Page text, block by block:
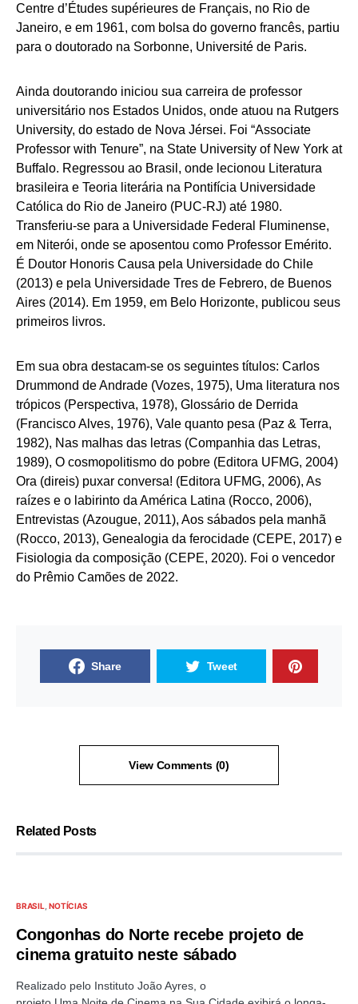
Centre d’Études supérieures de Français, no Rio de
Janeiro, e em 1961, com bolsa do governo francês, partiu
para o doutorado na Sorbonne, Université de Paris.
Ainda doutorando iniciou sua carreira de professor
universitário nos Estados Unidos, onde atuou na Rutgers
University, do estado de Nova Jérsei. Foi “Associate
Professor with Tenure”, na State University of New York at
Buffalo. Regressou ao Brasil, onde lecionou Literatura
brasileira e Teoria literária na Pontifícia Universidade
Católica do Rio de Janeiro (PUC-RJ) até 1980.
Transferiu-se para a Universidade Federal Fluminense,
em Niterói, onde se aposentou como Professor Emérito.
É Doutor Honoris Causa pela Universidade do Chile
(2013) e pela Universidade Tres de Febrero, de Buenos
Aires (2014). Em 1959, em Belo Horizonte, publicou seus
primeiros livros.
Em sua obra destacam-se os seguintes títulos: Carlos
Drummond de Andrade (Vozes, 1975), Uma literatura nos
trópicos (Perspectiva, 1978), Glossário de Derrida
(Francisco Alves, 1976), Vale quanto pesa (Paz & Terra,
1982), Nas malhas das letras (Companhia das Letras,
1989), O cosmopolitismo do pobre (Editora UFMG, 2004)
Ora (direis) puxar conversa! (Editora UFMG, 2006), As
raízes e o labirinto da América Latina (Rocco, 2006),
Entrevistas (Azougue, 2011), Aos sábados pela manhã
(Rocco, 2013), Genealogia da ferocidade (CEPE, 2017) e
Fisiologia da composição (CEPE, 2020). Foi o vencedor
do Prêmio Camões de 2022.
Share Tweet
View Comments (0)
Related Posts
BRASIL NOTÍCIAS
Congonhas do Norte recebe projeto de
cinema gratuito neste sábado
Realizado pelo Instituto João Ayres, o